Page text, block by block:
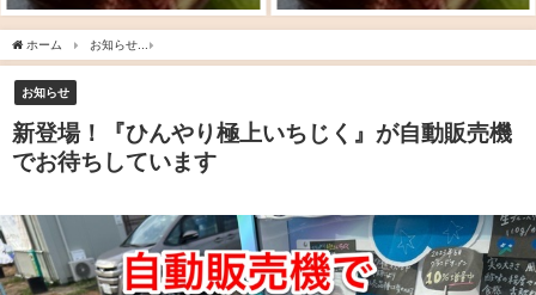
ホーム お知らせ
お知らせ
新登場！『ひんやり極上いちじく』が自動販売機
でお待ちしています